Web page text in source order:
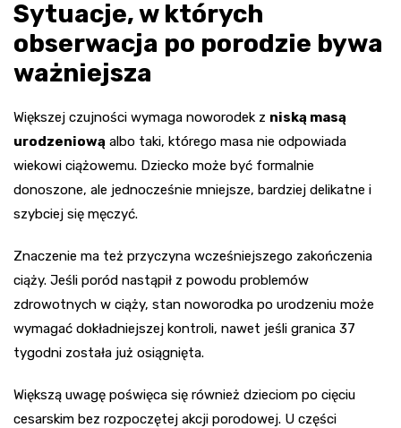
Sytuacje, w których
obserwacja po porodzie bywa
ważniejsza
Większej czujności wymaga noworodek z niską masą
urodzeniową albo taki, którego masa nie odpowiada
wiekowi ciążowemu. Dziecko może być formalnie
donoszone, ale jednocześnie mniejsze, bardziej delikatne i
szybciej się męczyć.
Znaczenie ma też przyczyna wcześniejszego zakończenia
ciąży. Jeśli poród nastąpił z powodu problemów
zdrowotnych w ciąży, stan noworodka po urodzeniu może
wymagać dokładniejszej kontroli, nawet jeśli granica 37
tygodni została już osiągnięta.
Większą uwagę poświęca się również dzieciom po cięciu
cesarskim bez rozpoczętej akcji porodowej. U części